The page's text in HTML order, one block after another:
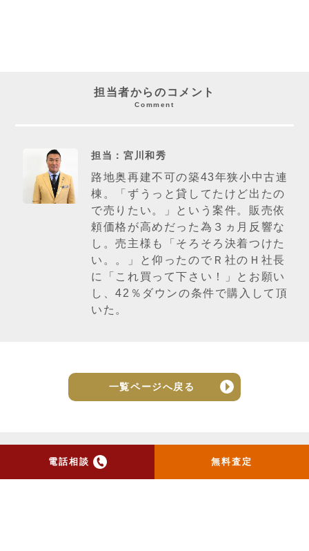
電話相談 無料査定
担当者からのコメント
Comment
担当：宮川和秀
路地奥再建不可の築43年狭小中古連
棟。「ずうっと貸してたけど出たの
で売りたい。」という案件。販売依
頼価格が高めだった為３ヵ月反響な
し。売主様も「そろそろ決着つけた
い。。」と仰ったのでＲ社のＨ社長
に「これ買って下さい！」とお願い
し、42％ダウンの条件で購入して頂
いた。
一覧ページへ戻る